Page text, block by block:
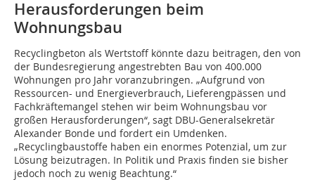
Herausforderungen beim
Wohnungsbau
Recyclingbeton als Wertstoff könnte dazu beitragen, den von
der Bundesregierung angestrebten Bau von 400.000
Wohnungen pro Jahr voranzubringen. „Aufgrund von
Ressourcen- und Energieverbrauch, Lieferengpässen und
Fachkräftemangel stehen wir beim Wohnungsbau vor
großen Herausforderungen“, sagt DBU-Generalsekretär
Alexander Bonde und fordert ein Umdenken.
„Recyclingbaustoffe haben ein enormes Potenzial, um zur
Lösung beizutragen. In Politik und Praxis finden sie bisher
jedoch noch zu wenig Beachtung.“